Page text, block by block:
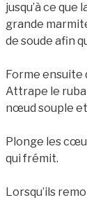
jusqu’à ce
grande
de soude afin
Forme ensuite
Attrape le
nœud souple
Plonge les
qui frémit.
Lorsqu’ils